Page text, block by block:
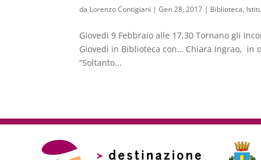
da Lorenzo Contigiani |Gen 28, 2017 | Biblioteca,
Giovedi 9 Febbraio alle 17,30 Tornano gli
Giovedì in Biblioteca con… Chiara Ingrao, in
“Soltanto...